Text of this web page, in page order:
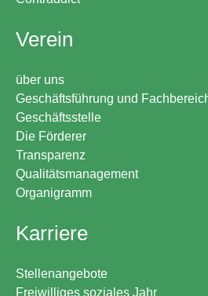
Verein
über uns
Geschäftsführung und
Geschäftsstelle
Die Förderer
Transparenz
Qualitätsmanagement
Organigramm
Karriere
Stellenangebote
Freiwilliges soziales Jahr